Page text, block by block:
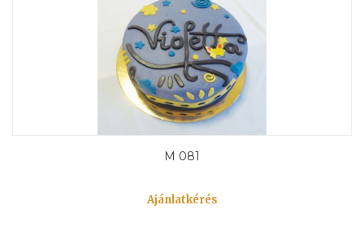
M 081
Ajánlatkérés